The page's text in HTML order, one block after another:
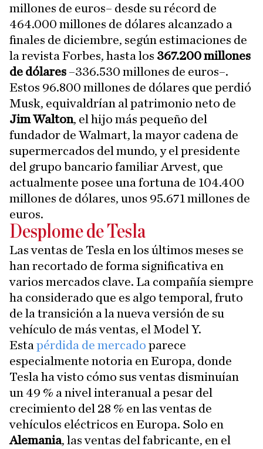
millones de euros– desde su récord de
464.000 millones de dólares alcanzado a
finales de diciembre, según estimaciones de
la revista Forbes, hasta los 367.200 millones
de dólares –336.530 millones de euros–.
Estos 96.800 millones de dólares que perdió
Musk, equivaldrían al patrimonio neto de
Jim Walton, el hijo más pequeño del
fundador de Walmart, la mayor cadena de
supermercados del mundo, y el presidente
del grupo bancario familiar Arvest, que
actualmente posee una fortuna de 104.400
millones de dólares, unos 95.671 millones de
euros.
Desplome de Tesla
Las ventas de Tesla en los últimos meses se
han recortado de forma significativa en
varios mercados clave. La compañía siempre
ha considerado que es algo temporal, fruto
de la transición a la nueva versión de su
vehículo de más ventas, el Model Y.
Estapérdida de mercado parece
especialmente notoria en Europa, donde
Tesla ha visto cómo sus ventas disminuían
un 49 % a nivel interanual a pesar del
crecimiento del 28 % en las ventas de
vehículos eléctricos en Europa. Solo en
Alemania, las ventas del fabricante, en el